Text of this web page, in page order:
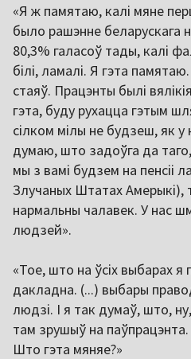
«Я ж памятаю, калі мяне
было рашэнне беларускага
80,3% галасоў тады, калі
білі, ламалі. Я гэта
стаяў. Працэнты былі
гэта, буду рухацца гэтым
сілком мілы не будзеш, як у
думаю, што задоўга да
мы з вамі будзем на пенсіі
Злучаных Штатах Амерыкі),
нармальны чалавек. У нас
людзей».
«Тое, што на ўсіх выбарах я
дакладна. (...) выбары
людзі. І я так думаў, што,
там зрушыў на
Што гэта мяняе?»